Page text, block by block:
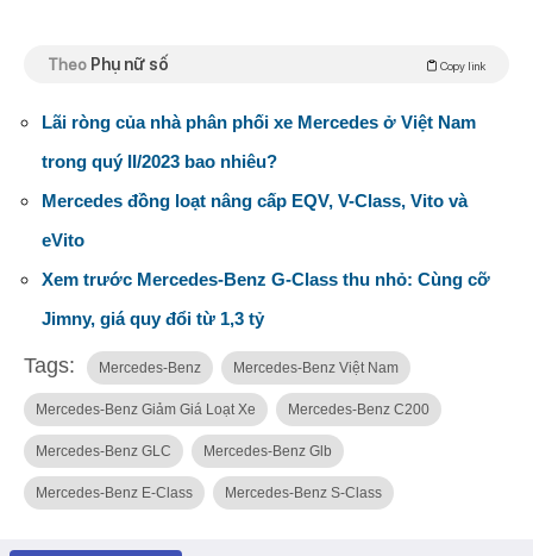
Theo Phụ nữ số Copy link
Lãi ròng của nhà phân phối xe Mercedes ở Việt Nam
trong quý II/2023 bao nhiêu?
Mercedes đồng loạt nâng cấp EQV, V-Class, Vito và
eVito
Xem trước Mercedes-Benz G-Class thu nhỏ: Cùng cỡ
Jimny, giá quy đổi từ 1,3 tỷ
Tags: Mercedes-Benz Mercedes-Benz Việt Nam
Mercedes-Benz Giảm Giá Loạt Xe Mercedes-Benz C200
Mercedes-Benz GLC Mercedes-Benz Glb
Mercedes-Benz E-Class Mercedes-Benz S-Class